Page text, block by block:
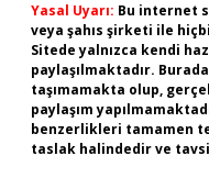
Yasal Uyarı: Bu internet
veya şahıs şirketi ile
Sitede yalnızca kendi
paylaşılmaktadır.
taşımamakta olup,
paylaşım
benzerlikleri tamamen
taslak halindedir ve